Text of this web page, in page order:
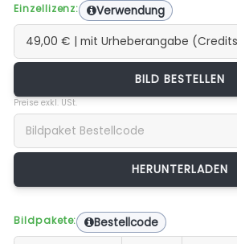
Einzellizenz: Verwendung
BILD BESTELLEN
Preise exkl. USt.
Bildpakete: Bestellcode